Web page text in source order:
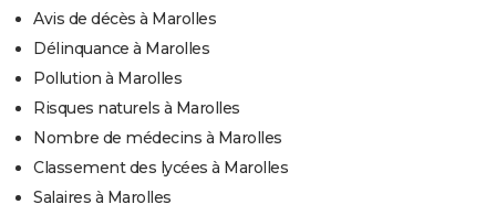
Avis de décès à Marolles
Délinquance à Marolles
Pollution à Marolles
Risques naturels à Marolles
Nombre de médecins à Marolles
Classement des lycées à Marolles
Salaires à Marolles